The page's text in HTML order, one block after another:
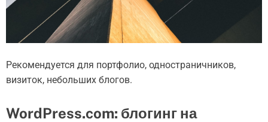
Рекомендуется для портфолио, одностраничников,
визиток, небольших блогов.
WordPress.com: блогинг на